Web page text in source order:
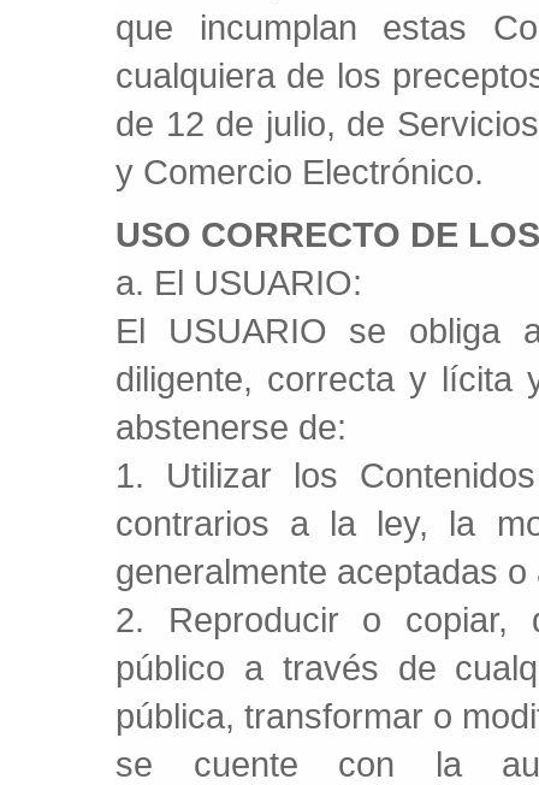
que incumplan estas
cualquiera de los
de 12 de julio, de
y Comercio Electrónico.
USO CORRECTO DE
a. El USUARIO:
El USUARIO se obliga
diligente, correcta y lícita
abstenerse de:
1. Utilizar los
contrarios a la ley, la
generalmente aceptadas
2. Reproducir o copiar,
público a través de
pública, transformar o
se cuente con la